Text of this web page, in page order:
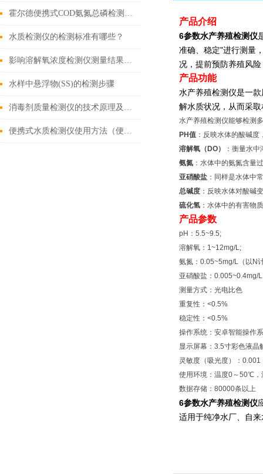
霍尔德便携式COD氨氮总磷检测仪的适用范围
水质检测仪的检测标准有哪些？
影响溶解氧浓度检测仪测量结果的因素
水样中悬浮物(SS)的检测步骤
消毒剂质量检测仪的技术原理及应用
便携式水质检测仪使用方法（便携式水质检测仪功能）
产品介绍
6参数水产养殖检测仪
准确、稳定"进行测量
况，提前预防养殖风
产品功能
水产养殖检测仪是一款
解水质状况，从而采
水产养殖检测仪能够检测
PH值 ：反映水体的酸碱
溶解氧（DO）
：衡量水
氨氮 ：水体中的氨氮含量
亚硝酸盐 ：同样是水体中
总碱度 ：反映水体对酸碱
硫化氢 ：水体中的有害物
产品参数
pH：5.5~9.5;
溶解氧：1~12mg/L;
氨氮：0.05~5mg/L（以N
亚硝酸盐：0.005~0.4mg/
测量方式：光电比色
重复性：<0.5%
稳定性：<0.5%
操作系统：安卓智能操作
显示屏幕：3.5寸彩色液晶
灵敏度（吸光度）：0.001
使用环境：温度0～50℃，
数据存储：80000条以上
6参数水产养殖检测仪
适用于纯净水厂、自